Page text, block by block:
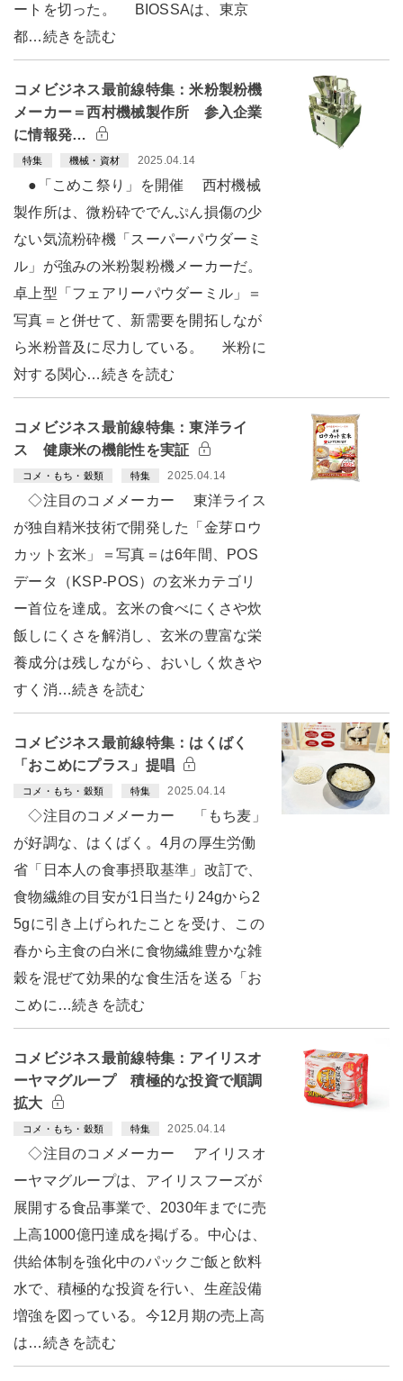
ートを切った。 BIOSSAは、東京
都…続きを読む
コメビジネス最前線特集：米粉製粉機
メーカー＝西村機械製作所 参入企業
に情報発…
特集 機械・資材 2025.04.14
●「こめこ祭り」を開催 西村機械
製作所は、微粉砕ででんぷん損傷の少
ない気流粉砕機「スーパーパウダーミ
ル」が強みの米粉製粉機メーカーだ。
卓上型「フェアリーパウダーミル」＝
写真＝と併せて、新需要を開拓しなが
ら米粉普及に尽力している。 米粉に
対する関心…続きを読む
コメビジネス最前線特集：東洋ライ
ス 健康米の機能性を実証
コメ・もち・穀類 特集 2025.04.14
◇注目のコメメーカー 東洋ライス
が独自精米技術で開発した「金芽ロウ
カット玄米」＝写真＝は6年間、POS
データ（KSP-POS）の玄米カテゴリ
ー首位を達成。玄米の食べにくさや炊
飯しにくさを解消し、玄米の豊富な栄
養成分は残しながら、おいしく炊きや
すく消…続きを読む
コメビジネス最前線特集：はくばく
「おこめにプラス」提唱
コメ・もち・穀類 特集 2025.04.14
◇注目のコメメーカー 「もち麦」
が好調な、はくばく。4月の厚生労働
省「日本人の食事摂取基準」改訂で、
食物繊維の目安が1日当たり24gから2
5gに引き上げられたことを受け、この
春から主食の白米に食物繊維豊かな雑
穀を混ぜて効果的な食生活を送る「お
こめに…続きを読む
コメビジネス最前線特集：アイリスオ
ーヤマグループ 積極的な投資で順調
拡大
コメ・もち・穀類 特集 2025.04.14
◇注目のコメメーカー アイリスオ
ーヤマグループは、アイリスフーズが
展開する食品事業で、2030年までに売
上高1000億円達成を掲げる。中心は、
供給体制を強化中のパックご飯と飲料
水で、積極的な投資を行い、生産設備
増強を図っている。今12月期の売上高
は…続きを読む